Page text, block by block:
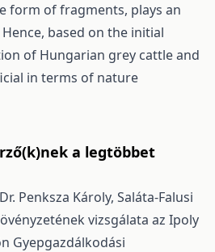
form of fragments, plays an
based on the initial
of Hungarian grey cattle and
in terms of nature
a legtöbbet
Penksza Károly, Saláta-Falusi
vizsgálata az Ipoly
Gyepgazdálkodási